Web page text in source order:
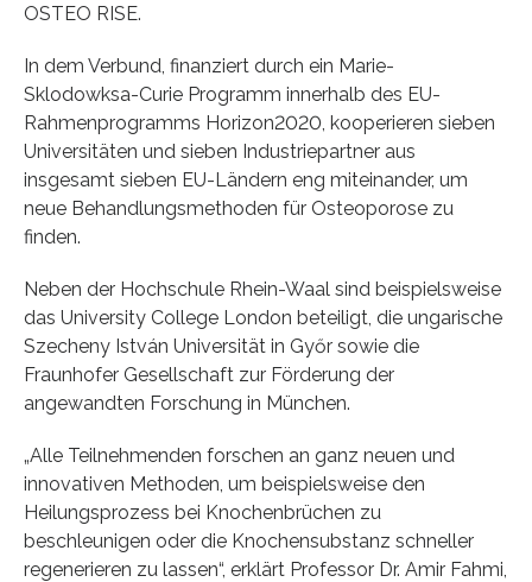
OSTEO RISE.
In dem Verbund, finanziert durch ein Marie-
Sklodowksa-Curie Programm innerhalb des EU-
Rahmenprogramms Horizon2020, kooperieren sieben
Universitäten und sieben Industriepartner aus
insgesamt sieben EU-Ländern eng miteinander, um
neue Behandlungsmethoden für Osteoporose zu
finden.
Neben der Hochschule Rhein-Waal sind beispielsweise
das University College London beteiligt, die ungarische
Szecheny István Universität in Győr sowie die
Fraunhofer Gesellschaft zur Förderung der
angewandten Forschung in München.
„Alle Teilnehmenden forschen an ganz neuen und
innovativen Methoden, um beispielsweise den
Heilungsprozess bei Knochenbrüchen zu
beschleunigen oder die Knochensubstanz schneller
regenerieren zu lassen“, erklärt Professor Dr. Amir Fahmi,